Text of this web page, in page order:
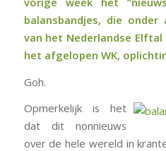
balansbandjes, die
van het Nederlandse Elftal
het afgelopen WK,
Goh.
Opmerkelijk is het
dat dit nonnieuws
over de hele wereld in